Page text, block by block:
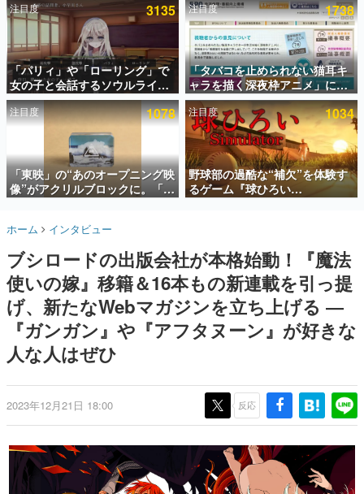
電ファミのいま読まれている記事ランキング
アプリセール情報
インタビュー
連載・特集一覧
殿堂入り記事
SNS拡散数が数千以上！ ページビュー数万以上！ などな
ど。多くの人々に読まれた、電ファミ渾身の“殿堂入り”記
事をまとめました。
名作ゲームクリエイターの方々に製作時のエピソードをお
きます。
赫本
この物語を解いてはいけない。『赫本』は、〈試験問題〉
の形をした短編ホラー小説集です。
新世代に訊く
これからのデジタルゲーム市場を担う若きクリエイター達
ゲーム世代の作家たち
ゲームに多大な影響を受けた作家さんに取材し、ゲームが
画です。
日本モバイルゲーム産業史
注目度 3135
「パリィ」や「ローリング」で
女の子と会話するソウルライク
恋愛ゲーム『小早川さんはソウ
ルライク』無料公開。返事に失
敗すると「YOU DIED」
注目度 1738
「タバコを止められない猫耳キ
ャラを描く深夜枠アニメ」に視
聴者の一部から批判意見。違法
薬物の使用と思しき描写も含め
て、BPOが議論を交わす
注目度 1078
「東映」の“あのオープニング映
像”がアクリルブロックに。「東
映ヒストリカル グッズコレクシ
注目度 1034
野球部の過酷な“補欠”を体験す
るゲーム『球ひろい
Simulator』が「1件」のウィッ
ダム・カム』開発元やチェコの
プロ野球選手から称賛の声
ホーム インタビュー
ブシロードの出版会社が本格始動！『魔法
使いの嫁』移籍＆16本もの新連載を引っ提
げ、新たなWebマガジンを立ち上げる ―
『ガンガン』や『アフタヌーン』が好きな
人な人はぜひ
2023年12月21日 18:00 反応